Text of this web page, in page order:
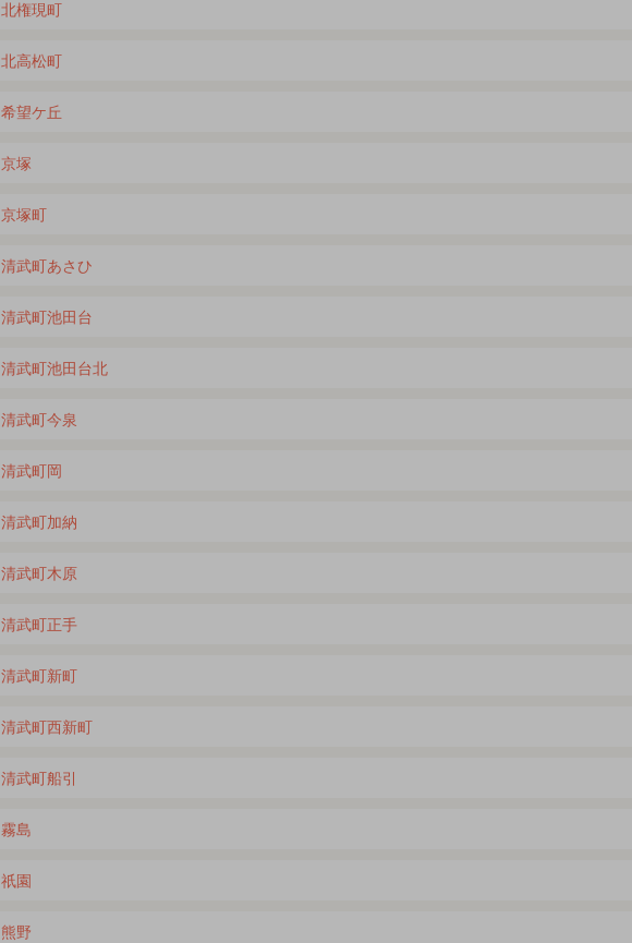
北権現町
北高松町
希望ケ丘
京塚
京塚町
清武町あさひ
清武町池田台
清武町池田台北
清武町今泉
清武町岡
清武町加納
清武町木原
清武町正手
清武町新町
清武町西新町
清武町船引
霧島
祇園
熊野